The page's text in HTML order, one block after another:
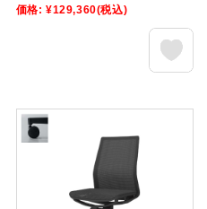
価格: ¥129,360(税込)